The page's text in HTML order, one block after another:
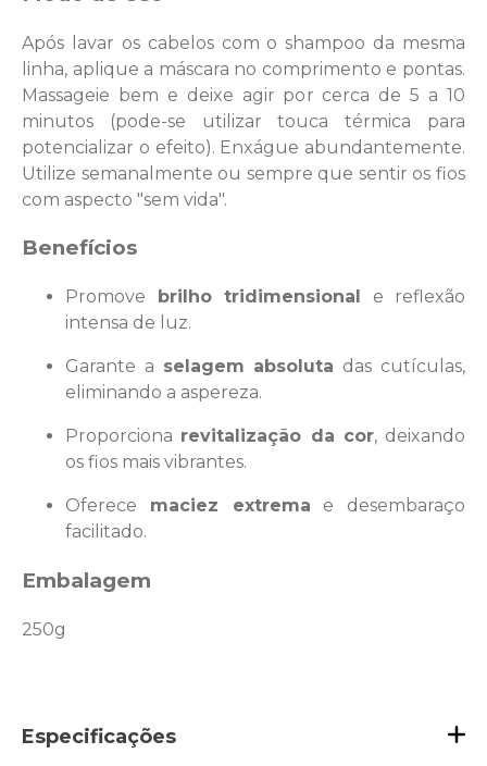
Após lavar os cabelos com o shampoo da mesma
linha, aplique a máscara no comprimento e pontas.
Massageie bem e deixe agir por cerca de 5 a 10
minutos (pode-se utilizar touca térmica para
potencializar o efeito). Enxágue abundantemente.
Utilize semanalmente ou sempre que sentir os fios
com aspecto "sem vida".
Benefícios
Promove brilho tridimensional e reflexão
intensa de luz.
Garante a selagem absoluta das cutículas,
eliminando a aspereza.
Proporciona revitalização da cor, deixando
os fios mais vibrantes.
Oferece maciez extrema e desembaraço
facilitado.
Embalagem
250g
Especificações